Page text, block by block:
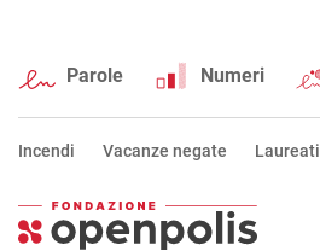
Parole Numeri
Incendi Vacanze negate Laureati